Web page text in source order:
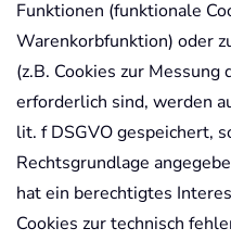
Funktionen (funktionale
Warenkorbfunktion) oder
(z.B. Cookies zur
erforderlich sind, werden
lit. f DSGVO gespeichert,
Rechtsgrundlage
hat ein berechtigtes
Cookies zur technisch